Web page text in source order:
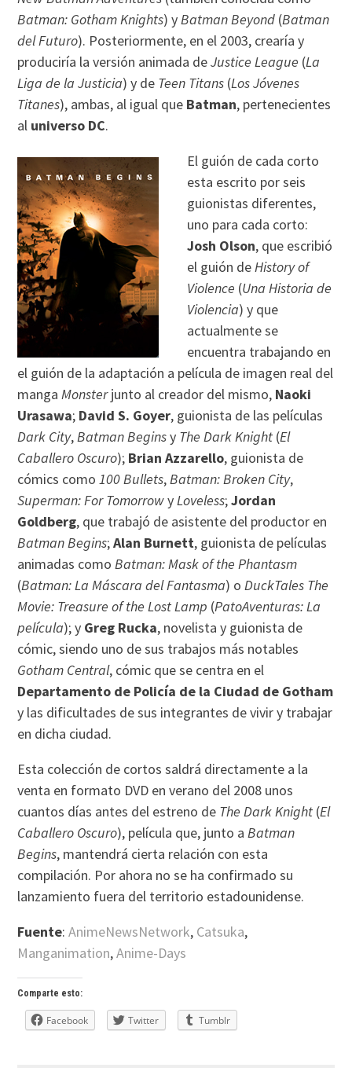
Batman: Gotham Knights) yBatman Beyond (Batman
del Futuro). Posteriormente, en el 2003, crearía y
produciría la versión animada deJustice League (La
Liga de la Justicia) y de Teen Titans (Los Jóvenes
Titanes), ambas, al igual que Batman, pertenecientes
al universo DC.
El guión de cada corto
esta escrito por seis
guionistas diferentes,
uno para cada corto:
Josh Olson, que escribió
el guión deHistory of
Violence (Una Historia de
Violencia) y que
actualmente se
encuentra trabajando en
el guión de la adaptación a película de imagen real del
mangaMonsterjunto al creador del mismo, Naoki
Urasawa; David S. Goyer, guionista de las películas
Dark City,Batman Beginsy The Dark Knight (El
Caballero Oscuro); Brian Azzarello, guionista de
cómics como100 Bullets,Batman: Broken City,
Superman: For TomorrowyLoveless;Jordan
Goldberg, que trabajó de asistente del productor en
Batman Begins;Alan Burnett, guionista de películas
animadas comoBatman: Mask of the Phantasm
(Batman: La Máscara del Fantasma) oDuckTales The
Movie: Treasure of the Lost Lamp (PatoAventuras: La
película); y Greg Rucka, novelista y guionista de
cómic, siendo uno de sus trabajos más notables
Gotham Central, cómic que se centra en el
Departamento de Policía de la Ciudad de Gotham
y las dificultades de sus integrantes de vivir y trabajar
en dicha ciudad.
Esta colección de cortos saldrá directamente a la
venta en formato DVD en verano del 2008 unos
cuantos días antes del estreno de The Dark Knight (El
Caballero Oscuro), película que, junto aBatman
Begins, mantendrá cierta relación con esta
compilación. Por ahora no se ha confirmado su
lanzamiento fuera del territorio estadounidense.
Fuente:AnimeNewsNetwork, Catsuka,
Manganimation,Anime-Days
Comparte esto:
Facebook Twitter Tumblr